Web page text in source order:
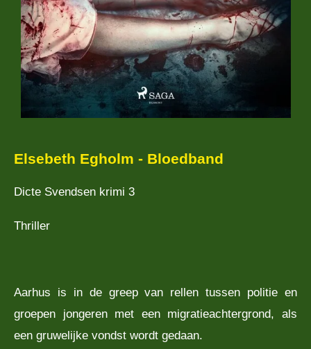
Elsebeth Egholm - Bloedband
Dicte Svendsen krimi 3
Thriller
Aarhus is in de greep van rellen tussen politie en
groepen jongeren met een migratieachtergrond, als
een gruwelijke vondst wordt gedaan.